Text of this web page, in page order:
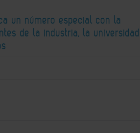
un número especial con la
de la industria, la